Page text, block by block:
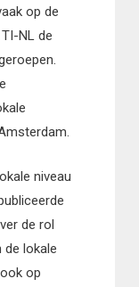
op de
NL de
niveau
de rol
de lokale
op